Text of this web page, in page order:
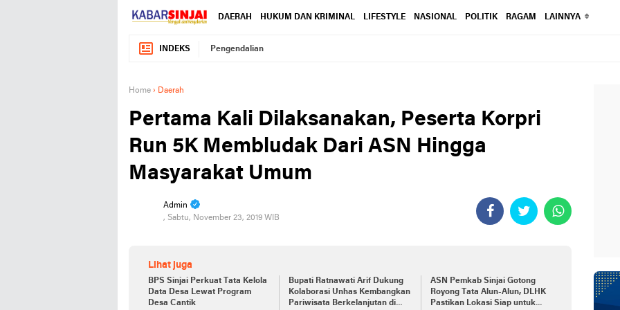
DAERAH HUKUM DAN KRIMINAL LIFESTYLE NASIONAL POLITIK RAGAM LAINNYA
INDEKS Pengendalian
Home › Daerah
Pertama Kali Dilaksanakan, Peserta Korpri
Run 5K Membludak Dari ASN Hingga
Masyarakat Umum
Admin
, Sabtu, November 23, 2019 WIB
Lihat juga
BPS Sinjai Perkuat Tata Kelola
Data Desa Lewat Program
Desa Cantik
Bupati Ratnawati Arif Dukung
Kolaborasi Unhas Kembangkan
Pariwisata Berkelanjutan di
ASN Pemkab Sinjai Gotong
Royong Tata Alun-Alun, DLHK
Pastikan Lokasi Siap untuk